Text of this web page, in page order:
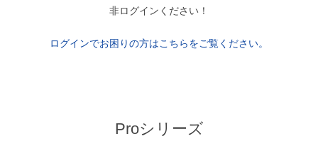
非ログインください！
ログインでお困りの方はこちらをご覧ください。
Proシリーズ